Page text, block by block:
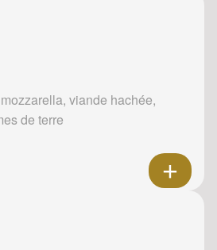
viande hachée,
de terre